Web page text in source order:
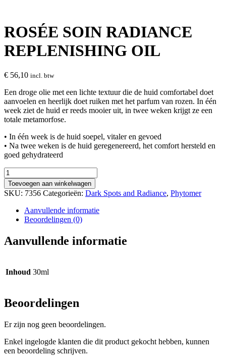
ROSÉE SOIN RADIANCE
REPLENISHING OIL
€ 56,10 incl. btw
Een droge olie met een lichte textuur die de huid comfortabel doet
aanvoelen en heerlijk doet ruiken met het parfum van rozen. In één
week ziet de huid er reeds mooier uit, in twee weken krijgt ze een
totale metamorfose.
• In één week is de huid soepel, vitaler en gevoed
• Na twee weken is de huid geregenereerd, het comfort hersteld en
goed gehydrateerd
ROSÉE
SOIN
RADIANCE
REPLENISHING
OIL
aantal
Toevoegen aan winkelwagen
SKU: 7356 Categorieën: Dark Spots and Radiance, Phytomer
Aanvullende informatie
Beoordelingen (0)
Aanvullende informatie
Inhoud 30ml
Beoordelingen
Er zijn nog geen beoordelingen.
Enkel ingelogde klanten die dit product gekocht hebben, kunnen
een beoordeling schrijven.